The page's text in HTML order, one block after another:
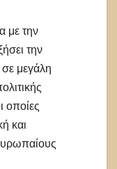
με την
την
μεγάλη
οποίες
και